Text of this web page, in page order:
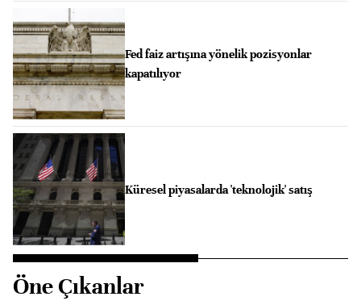
Fed faiz artışına yönelik pozisyonlar
kapatılıyor
Küresel piyasalarda 'teknolojik' satış
Öne Çıkanlar